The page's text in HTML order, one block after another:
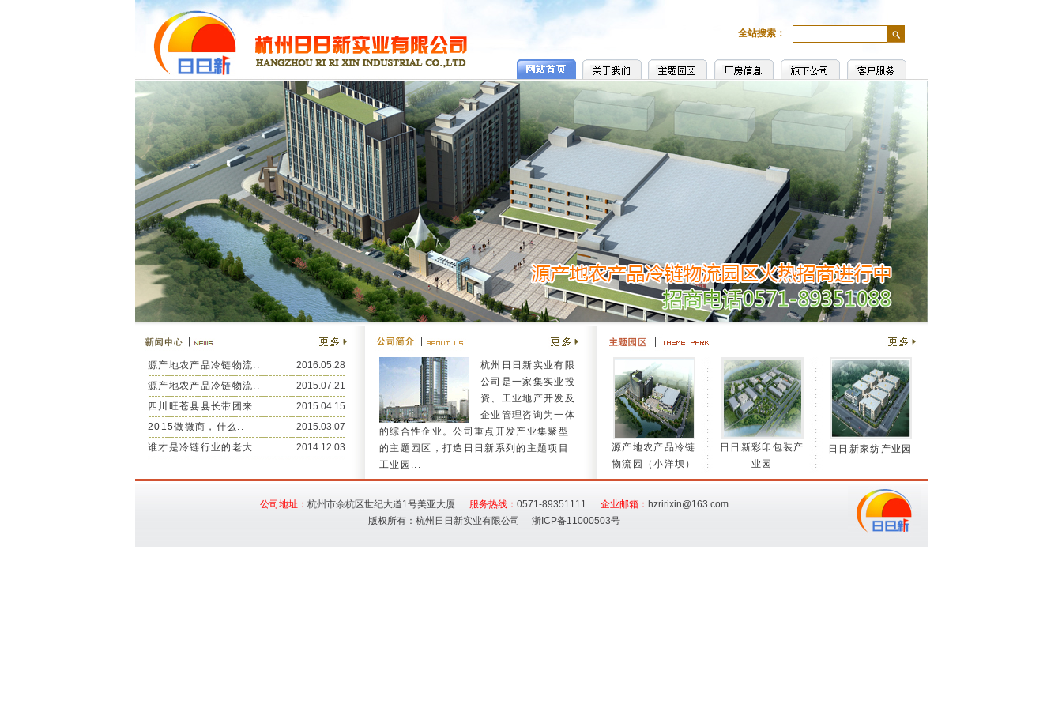
全站搜索：
源产地农产品冷链物流..
2016.05.28
源产地农产品冷链物流..
2015.07.21
四川旺苍县县长带团来..
2015.04.15
2015做微商，什么..
2015.03.07
谁才是冷链行业的老大
2014.12.03
杭州日日新实业有限
公司是一家集实业投
资、工业地产开发及
企业管理咨询为一体
的综合性企业。公司重点开发产业集聚型
的主题园区，打造日日新系列的主题项目
工业园...
源产地农产品冷链
物流园（小洋坝）
日日新彩印包装产
业园
日日新家纺产业园
公司地址： 杭州市余杭区世纪大道1号美亚大厦 服务热线： 0571-89351111 企业邮箱： hzririxin@163.com
版权所有：杭州日日新实业有限公司 浙ICP备11000503号